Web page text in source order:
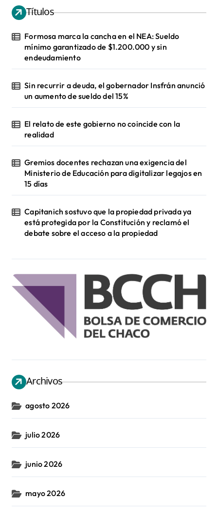
Títulos
Formosa marca la cancha en el NEA: Sueldo
mínimo garantizado de $1.200.000 y sin
endeudamiento
Sin recurrir a deuda, el gobernador Insfrán anunció
un aumento de sueldo del 15%
El relato de este gobierno no coincide con la
realidad
Gremios docentes rechazan una exigencia del
Ministerio de Educación para digitalizar legajos en
15 días
Capitanich sostuvo que la propiedad privada ya
está protegida por la Constitución y reclamó el
debate sobre el acceso a la propiedad
Archivos
agosto 2026
julio 2026
junio 2026
mayo 2026